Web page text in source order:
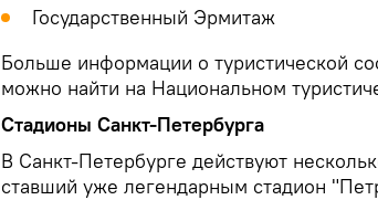
Государственный Эрмитаж
Больше информации о туристической
можно найти на Национальном
Стадионы Санкт-Петербурга
В Санкт-Петербурге действуют
ставший уже легендарным стадион